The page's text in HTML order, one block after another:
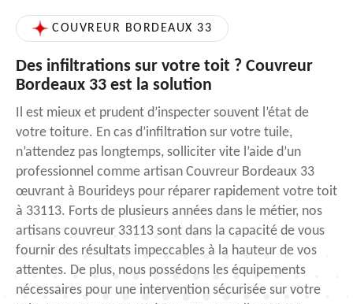
COUVREUR BORDEAUX 33
Des infiltrations sur votre toit ? Couvreur
Bordeaux 33 est la solution
Il est mieux et prudent d’inspecter souvent l’état de
votre toiture. En cas d’infiltration sur votre tuile,
n’attendez pas longtemps, solliciter vite l’aide d’un
professionnel comme artisan Couvreur Bordeaux 33
œuvrant à Bourideys pour réparer rapidement votre toit
à 33113. Forts de plusieurs années dans le métier, nos
artisans couvreur 33113 sont dans la capacité de vous
fournir des résultats impeccables à la hauteur de vos
attentes. De plus, nous possédons les équipements
nécessaires pour une intervention sécurisée sur votre